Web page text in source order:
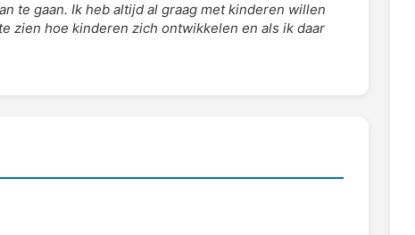
te gaan. Ik heb altijd al graag met kinderen willen
zien hoe kinderen zich ontwikkelen en als ik daar